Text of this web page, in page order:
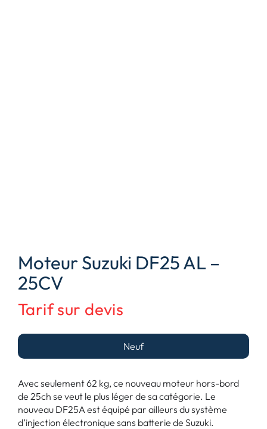
Moteur Suzuki DF25 AL –
25CV
Tarif sur devis
Neuf
Avec seulement 62 kg, ce nouveau moteur hors-bord
de 25ch se veut le plus léger de sa catégorie. Le
nouveau DF25A est équipé par ailleurs du système
d’injection électronique sans batterie de Suzuki.